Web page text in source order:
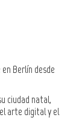
Berlín desde
ciudad natal,
arte digital y el